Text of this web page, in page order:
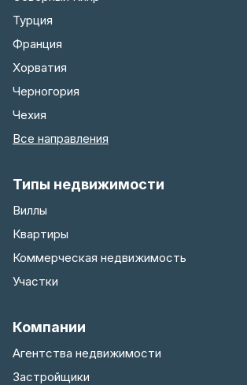
Турция
Франция
Хорватия
Черногория
Чехия
Все направления
Типы недвижимости
Виллы
Квартиры
Коммерческая недвижимость
Участки
Компании
Агентства недвижимости
Застройщики